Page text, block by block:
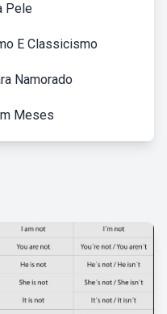
Pele
E Classicismo
Namorado
Meses